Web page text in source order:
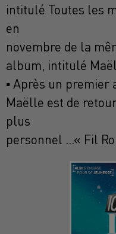
intitulé Toutes les
en
novembre de la
album, intitulé
▪ Après un
Maëlle est de
plus
personnel ...« Fil